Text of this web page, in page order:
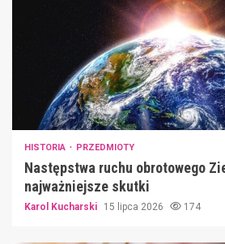
HISTORIA PRZEDMIOTY
Następstwa ruchu obrotowego
najważniejsze skutki
Karol Kucharski 15 lipca 2026 174